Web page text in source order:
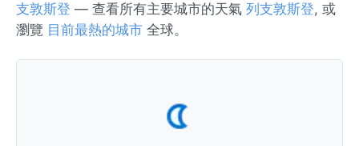
支敦斯登 — 查看所有主要城市的天氣 列支敦斯登, 或
瀏覽 目前最熱的城市 全球。